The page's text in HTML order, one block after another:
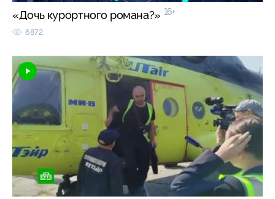
«Дочь курортного романа?» 16+
6872